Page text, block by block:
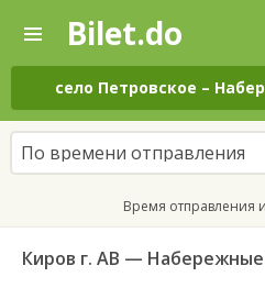
—
Поиск
и
покупка
билетов
на
автобус
онлайн
Bilet.do
село Петровское –
По времени отправления
Время отправления
Киров г. АВ —